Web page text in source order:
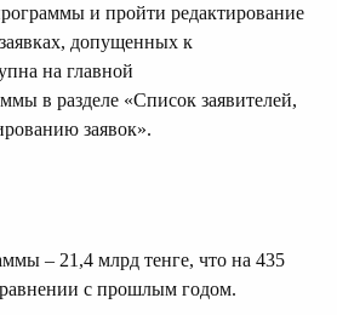
и пройти редактирование
допущенных к
на главной
в разделе «Список заявителей,
заявок».
– 21,4 млрд тенге, что на 435
с прошлым годом.